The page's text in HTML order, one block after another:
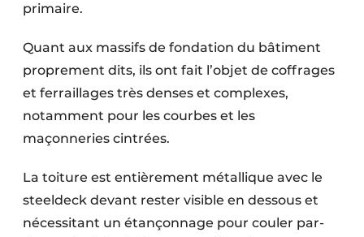
primaire.
Quant aux massifs de fondation du bâtiment
proprement dits, ils ont fait l’objet de coffrages
et ferraillages très denses et complexes,
notamment pour les courbes et les
maçonneries cintrées.
La toiture est entièrement métallique avec le
steeldeck devant rester visible en dessous et
nécessitant un étançonnage pour couler par-